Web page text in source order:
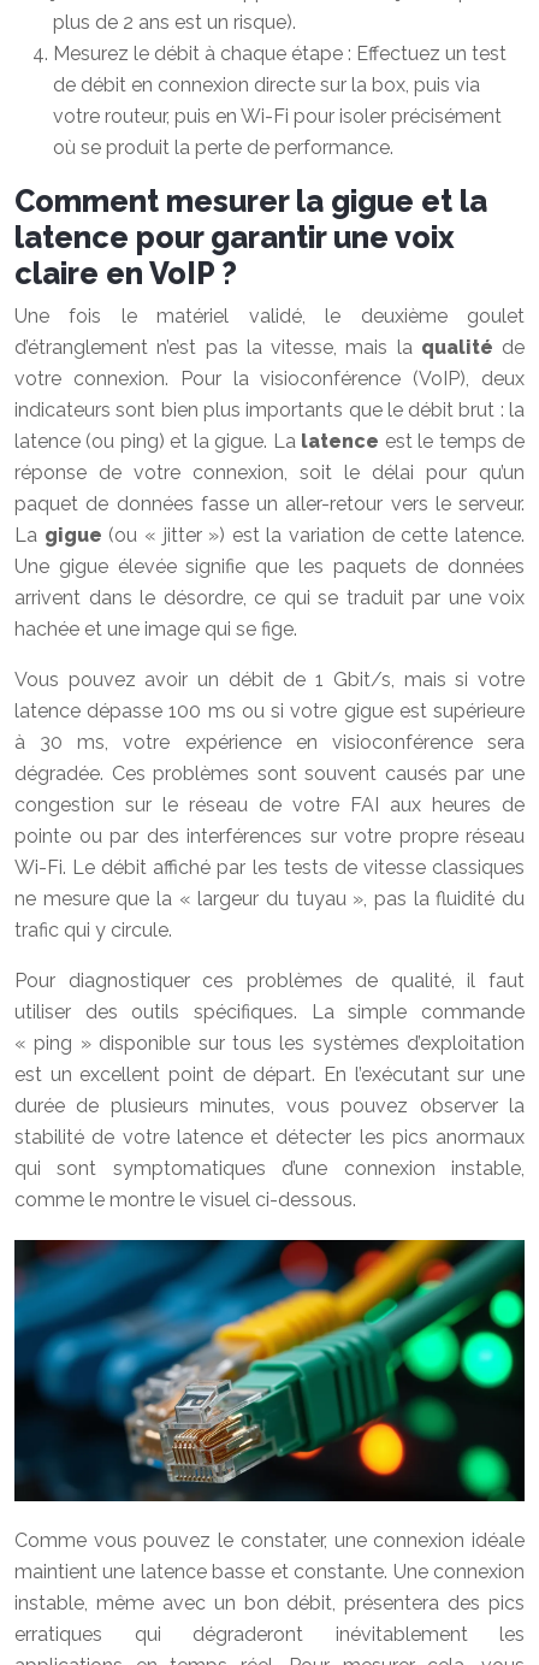
plus de 2 ans est un risque).
Mesurez le débit à chaque étape : Effectuez un test
de débit en connexion directe sur la box, puis via
votre routeur, puis en Wi-Fi pour isoler précisément
où se produit la perte de performance.
Comment mesurer la gigue et la
latence pour garantir une voix
claire en VoIP ?
Une fois le matériel validé, le deuxième goulet
d’étranglement n’est pas la vitesse, mais la qualité de
votre connexion. Pour la visioconférence (VoIP), deux
indicateurs sont bien plus importants que le débit brut : la
latence (ou ping) et la gigue. La latence est le temps de
réponse de votre connexion, soit le délai pour qu’un
paquet de données fasse un aller-retour vers le serveur.
La gigue (ou « jitter ») est la variation de cette latence.
Une gigue élevée signifie que les paquets de données
arrivent dans le désordre, ce qui se traduit par une voix
hachée et une image qui se fige.
Vous pouvez avoir un débit de 1 Gbit/s, mais si votre
latence dépasse 100 ms ou si votre gigue est supérieure
à 30 ms, votre expérience en visioconférence sera
dégradée. Ces problèmes sont souvent causés par une
congestion sur le réseau de votre FAI aux heures de
pointe ou par des interférences sur votre propre réseau
Wi-Fi. Le débit affiché par les tests de vitesse classiques
ne mesure que la « largeur du tuyau », pas la fluidité du
trafic qui y circule.
Pour diagnostiquer ces problèmes de qualité, il faut
utiliser des outils spécifiques. La simple commande
« ping » disponible sur tous les systèmes d’exploitation
est un excellent point de départ. En l’exécutant sur une
durée de plusieurs minutes, vous pouvez observer la
stabilité de votre latence et détecter les pics anormaux
qui sont symptomatiques d’une connexion instable,
comme le montre le visuel ci-dessous.
Comme vous pouvez le constater, une connexion idéale
maintient une latence basse et constante. Une connexion
instable, même avec un bon débit, présentera des pics
erratiques qui dégraderont inévitablement les